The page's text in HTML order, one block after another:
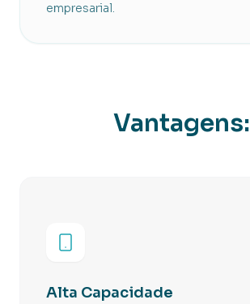
empresarial.
Vantagens:
Alta Capacidade